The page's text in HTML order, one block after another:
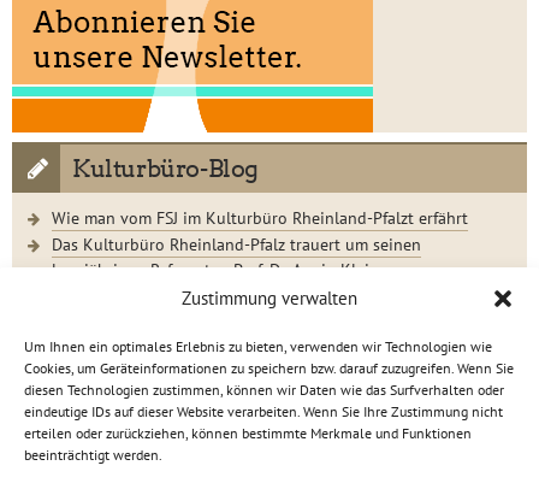
Zustimmung verwalten
Um Ihnen ein optimales Erlebnis zu bieten, verwenden wir Technologien wie
Cookies, um Geräteinformationen zu speichern bzw. darauf zuzugreifen. Wenn Sie
diesen Technologien zustimmen, können wir Daten wie das Surfverhalten oder
eindeutige IDs auf dieser Website verarbeiten. Wenn Sie Ihre Zustimmung nicht
erteilen oder zurückziehen, können bestimmte Merkmale und Funktionen
beeinträchtigt werden.
Kulturbüro-Blog
Wie man vom FSJ im Kulturbüro Rheinland-Pfalzt erfährt
Das Kulturbüro Rheinland-Pfalz trauert um seinen
langjährigen Referenten Prof. Dr. Armin Klein
Der Jugendkunstschultag 2023 im Rückblick
Kulturbüro Rheinland-Pfalz · C.-S.-Schmidt-Str. 9 · 56112
Lahnstein